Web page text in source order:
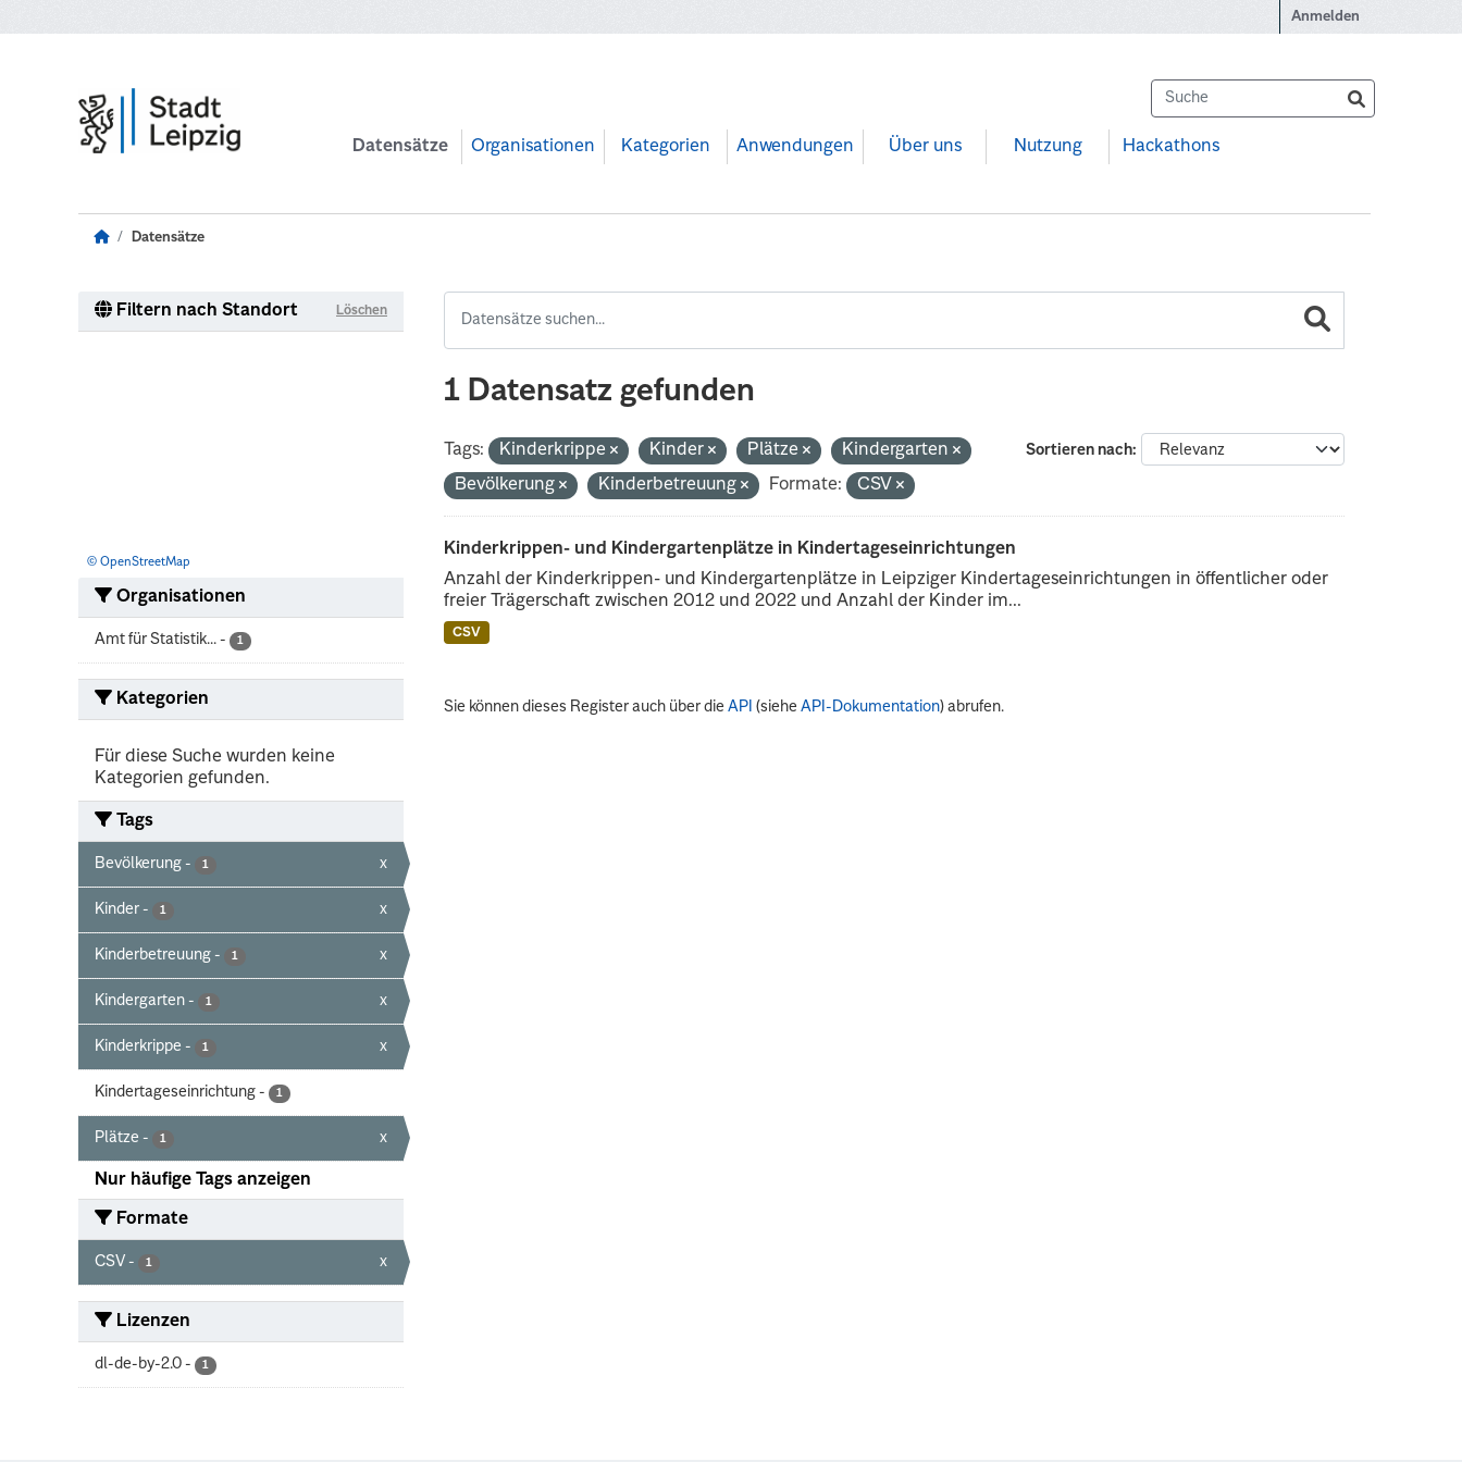
Anmelden
Datensätze Organisationen Kategorien Anwendungen Über uns Nutzung Hackathons
Datensätze
Filtern nach Standort Löschen
© OpenStreetMap
Organisationen
Amt für Statistik... - 1
Kategorien
Für diese Suche wurden keine
Kategorien gefunden.
Tags
Bevölkerung - 1 x
Kinder - 1 x
Kinderbetreuung - 1 x
Kindergarten - 1 x
Kinderkrippe - 1 x
Kindertageseinrichtung - 1
Plätze - 1 x
Nur häufige Tags anzeigen
Formate
CSV - 1 x
Lizenzen
dl-de-by-2.0 - 1
1 Datensatz gefunden
Sortieren nach
Tags: Kinderkrippe Kinder Plätze
Kindergarten
Bevölkerung
Kinderbetreuung Formate: CSV
Kinderkrippen- und Kindergartenplätze in Kindertageseinrichtungen
Anzahl der Kinderkrippen- und Kindergartenplätze in Leipziger Kindertageseinrichtungen in öffentlicher oder
freier Trägerschaft zwischen 2012 und 2022 und Anzahl der Kinder im...
CSV
Sie können dieses Register auch über dieAPI (sieheAPI-Dokumentation) abrufen.